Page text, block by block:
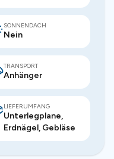
SONNENDACH
Nein
TRANSPORT
Anhänger
LIEFERUMFANG
Unterlegplane,
Erdnägel, Gebläse